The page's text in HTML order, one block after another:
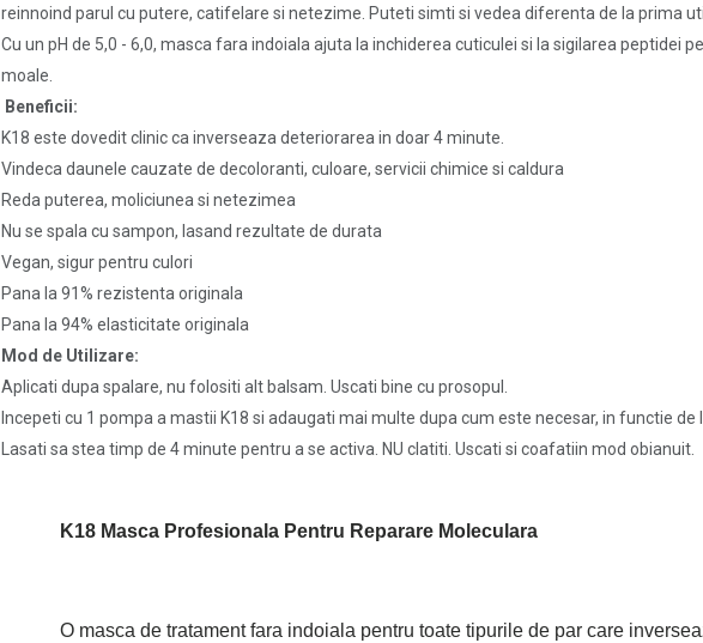
reinnoind parul cu putere, catifelare si netezime. Puteti simti si vedea diferenta de la prima
Cu un pH de 5,0 - 6,0, masca fara indoiala ajuta la inchiderea cuticulei si la sigilarea
moale.
Beneficii:
K18 este dovedit clinic ca inverseaza deteriorarea in doar 4 minute.
Vindeca daunele cauzate de decoloranti, culoare, servicii chimice si caldura
Reda puterea, moliciunea si netezimea
Nu se spala cu sampon, lasand rezultate de durata
Vegan, sigur pentru culori
Pana la 91% rezistenta originala
Pana la 94% elasticitate originala
Mod de Utilizare:
Aplicati dupa spalare, nu folositi alt balsam. Uscati bine cu prosopul.
Incepeti cu 1 pompa a mastii K18 si adaugati mai multe dupa cum este necesar, in functie
Lasati sa stea timp de 4 minute pentru a se activa. NU clatiti. Uscati si coafatiin mod obianuit.
K18 Masca Profesionala Pentru Reparare Moleculara
O masca de tratament fara indoiala pentru toate tipurile de par care